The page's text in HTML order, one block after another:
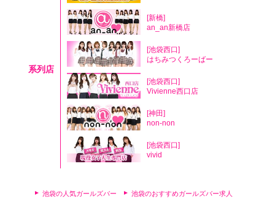
系列店
[新橋]
an_an新橋店
[池袋西口]
はちみつくろーばー
[池袋西口]
Vivienne西口店
[神田]
non-non
[池袋西口]
vivid
池袋の人気ガールズバー 池袋のおすすめガールズバー求人